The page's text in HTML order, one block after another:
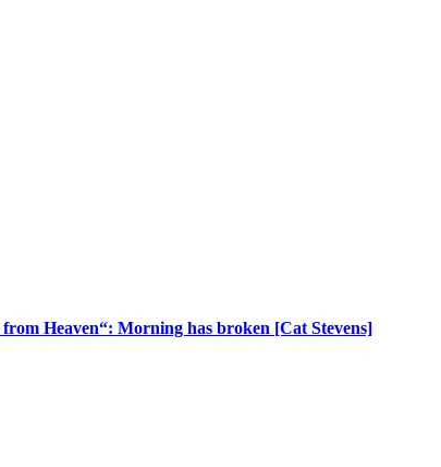
Heaven“: Morning has broken [Cat Stevens]